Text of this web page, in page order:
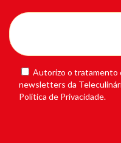
Autorizo o tratamento
newsletters da
Política de Privacidade.